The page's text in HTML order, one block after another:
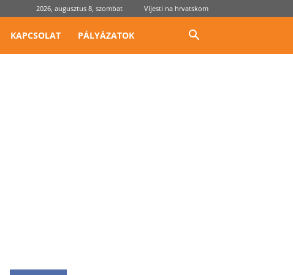
2026, augusztus 8, szombat Vijesti na hrvatskom
KAPCSOLAT PÁLYÁZATOK